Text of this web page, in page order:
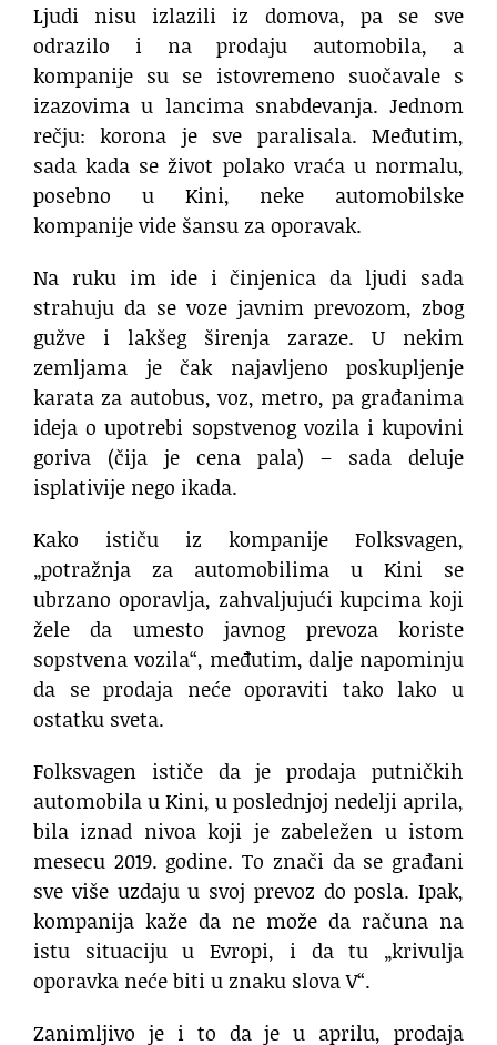
Ljudi nisu izlazili iz domova, pa se sve
odrazilo i na prodaju automobila, a
kompanije su se istovremeno suočavale s
izazovima u lancima snabdevanja. Jednom
rečju: korona je sve paralisala. Međutim,
sada kada se život polako vraća u normalu,
posebno u Kini, neke automobilske
kompanije vide šansu za oporavak.
Na ruku im ide i činjenica da ljudi sada
strahuju da se voze javnim prevozom, zbog
gužve i lakšeg širenja zaraze. U nekim
zemljama je čak najavljeno poskupljenje
karata za autobus, voz, metro, pa građanima
ideja o upotrebi sopstvenog vozila i kupovini
goriva (čija je cena pala) – sada deluje
isplativije nego ikada.
Kako ističu iz kompanije Folksvagen,
„potražnja za automobilima u Kini se
ubrzano oporavlja, zahvaljujući kupcima koji
žele da umesto javnog prevoza koriste
sopstvena vozila“, međutim, dalje napominju
da se prodaja neće oporaviti tako lako u
ostatku sveta.
Folksvagen ističe da je prodaja putničkih
automobila u Kini, u poslednjoj nedelji aprila,
bila iznad nivoa koji je zabeležen u istom
mesecu 2019. godine. To znači da se građani
sve više uzdaju u svoj prevoz do posla. Ipak,
kompanija kaže da ne može da računa na
istu situaciju u Evropi, i da tu „krivulja
oporavka neće biti u znaku slova V“.
Zanimljivo je i to da je u aprilu, prodaja